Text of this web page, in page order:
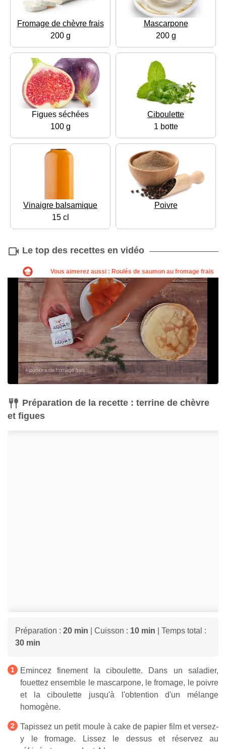
Fromage de chèvre frais
200 g
Mascarpone
200 g
Figues séchées
100 g
Ciboulette
1 botte
Vinaigre balsamique
15 cl
Poivre
Le top des recettes en vidéo
Préparation de la recette : terrine de chèvre
et figues
Préparation : 20 min | Cuisson : 10 min | Temps total :
30 min
Emincez finement la ciboulette. Dans un saladier,
fouettez ensemble le mascarpone, le fromage, le poivre
et la ciboulette jusqu'à l'obtention d'un mélange
homogène.
Tapissez un petit moule à cake de papier film et versez-
y le fromage. Lissez le dessus et réservez au